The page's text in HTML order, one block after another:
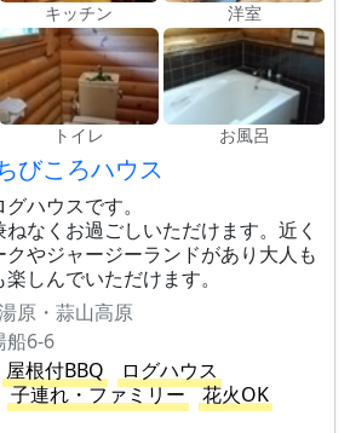
キッチン 洋室
トイレ お風呂
びころハウス
ハウスです。
なくお過ごしいただけます。近く
やジャージーランドがあり大人も
しんでいただけます。
原・蒜山高原
船6-6
屋根付BBQ
ログハウス
子連れ・ファミリー
花火OK